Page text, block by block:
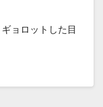
ョロットした目